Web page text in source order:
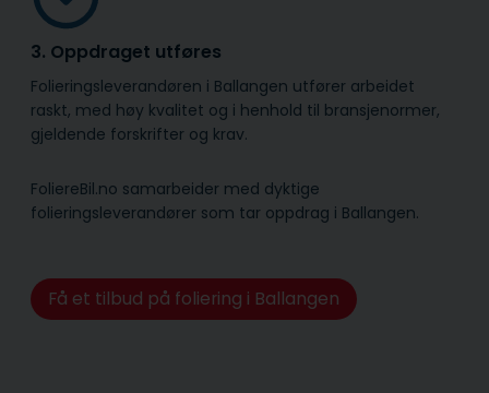
3. Oppdraget utføres
Folieringsleverandøren i Ballangen utfører arbeidet
raskt, med høy kvalitet og i henhold til bransje­normer,
gjeldende forskrifter og krav.
FoliereBil.no samarbeider med dyktige
folieringsleverandører som tar oppdrag i Ballangen.
Få et tilbud på foliering i Ballangen